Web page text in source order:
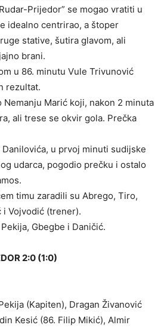
Prijedor” se mogao vratiti u
idealno centrirao, a štoper
stative, šutira glavom, ali
brani.
u 86. minutu Vule Trivunović
rezultat.
Marić koji, nakon 2 minuta
ali trese se okvir gola. Prečka
u prvoj minuti sudijske
udarca, pogodio prečku i ostalo
timu zaradili su Abrego, Tiro,
i Vojvodić (trener).
Gbegbe i Daničić.
2:0 (1:0)
(Kapiten), Dragan Živanović
Kesić (86. Filip Mikić), Almir